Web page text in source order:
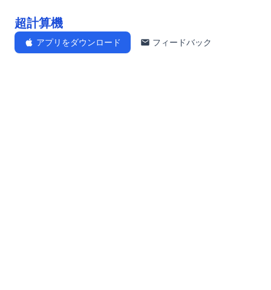
超計算機
アプリをダウンロード フィードバック